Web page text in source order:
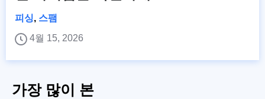
피싱, 스팸
4월 15, 2026
가장 많이 본